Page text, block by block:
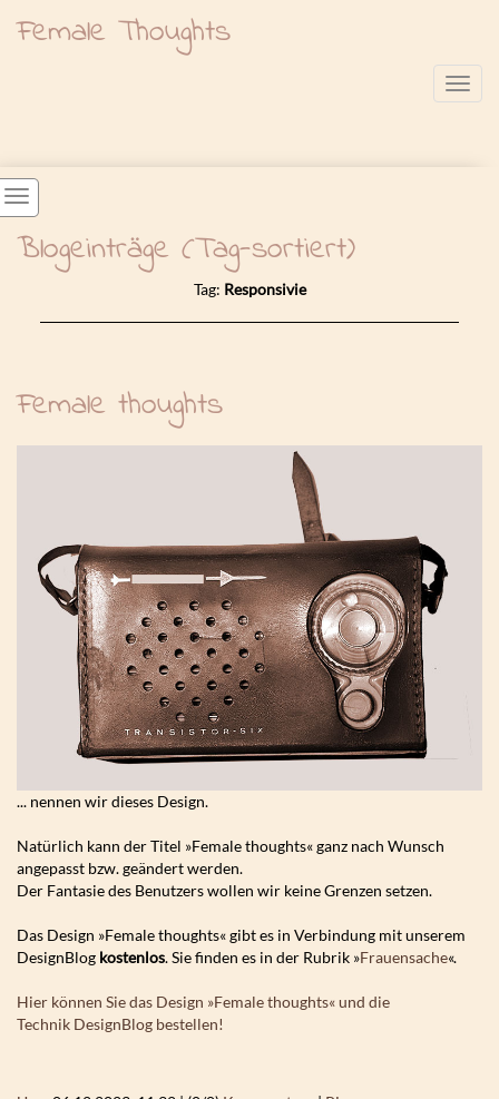
Female Thoughts
Blogeinträge (Tag-sortiert)
Tag: Responsivie
Female thoughts
... nennen wir dieses Design.
Natürlich kann der Titel »Female thoughts« ganz nach Wunsch
angepasst bzw. geändert werden.
Der Fantasie des Benutzers wollen wir keine Grenzen setzen.
Das Design »Female thoughts« gibt es in Verbindung mit unserem
DesignBlog kostenlos. Sie finden es in der Rubrik »Frauensache«.
Hier können Sie das Design »Female thoughts« und die
Technik DesignBlog bestellen!